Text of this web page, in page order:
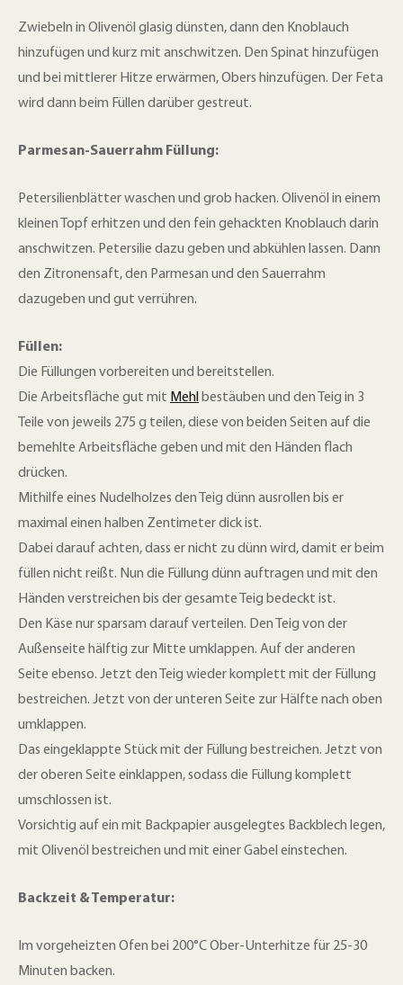
Zwiebeln in Olivenöl glasig dünsten, dann den Knoblauch
hinzufügen und kurz mit anschwitzen. Den Spinat hinzufügen
und bei mittlerer Hitze erwärmen, Obers hinzufügen. Der Feta
wird dann beim Füllen darüber gestreut.
Parmesan-Sauerrahm Füllung:
Petersilienblätter waschen und grob hacken. Olivenöl in einem
kleinen Topf erhitzen und den fein gehackten Knoblauch darin
anschwitzen. Petersilie dazu geben und abkühlen lassen. Dann
den Zitronensaft, den Parmesan und den Sauerrahm
dazugeben und gut verrühren.
Füllen:
Die Füllungen vorbereiten und bereitstellen.
Die Arbeitsfläche gut mit Mehl bestäuben und den Teig in 3
Teile von jeweils 275 g teilen, diese von beiden Seiten auf die
bemehlte Arbeitsfläche geben und mit den Händen flach
drücken.
Mithilfe eines Nudelholzes den Teig dünn ausrollen bis er
maximal einen halben Zentimeter dick ist.
Dabei darauf achten, dass er nicht zu dünn wird, damit er beim
füllen nicht reißt. Nun die Füllung dünn auftragen und mit den
Händen verstreichen bis der gesamte Teig bedeckt ist.
Den Käse nur sparsam darauf verteilen. Den Teig von der
Außenseite hälftig zur Mitte umklappen. Auf der anderen
Seite ebenso. Jetzt den Teig wieder komplett mit der Füllung
bestreichen. Jetzt von der unteren Seite zur Hälfte nach oben
umklappen.
Das eingeklappte Stück mit der Füllung bestreichen. Jetzt von
der oberen Seite einklappen, sodass die Füllung komplett
umschlossen ist.
Vorsichtig auf ein mit Backpapier ausgelegtes Backblech legen,
mit Olivenöl bestreichen und mit einer Gabel einstechen.
Backzeit & Temperatur:
Im vorgeheizten Ofen bei 200°C Ober-Unterhitze für 25-30
Minuten backen.